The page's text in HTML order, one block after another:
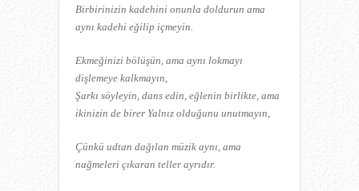
Birbirinizin kadehini onunla doldurun ama
aynı kadehi eğilip içmeyin.
Ekmeğinizi bölüşün, ama aynı lokmayı
dişlemeye kalkmayın,
Şarkı söyleyin, dans edin, eğlenin birlikte, ama
ikinizin de birer Yalnız olduğunu unutmayın,
Çünkü udtan dağılan müzik aynı, ama
nağmeleri çıkaran teller ayrıdır.